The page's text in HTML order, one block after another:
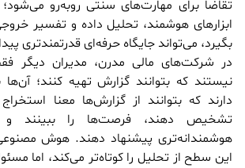
تقاضا برای مهارت‌های سنتی روبه‌رو می‌شود؛
ابزارهای هوشمند، تحلیل داده و تفسیر
بگیرد، می‌تواند جایگاه حرفه‌ای قدرتمندتری
در شرکت‌های مالی مدرن، مدیران دیگر
نیستند که بتوانند گزارش تهیه کنند؛
دارند که بتوانند از گزارش‌ها معنا
تشخیص دهند، فرصت‌ها را ببینند و
هوشمندانه‌تری پیشنهاد دهند. هوش
این سطح از تحلیل را کوتاه‌تر می‌کند، اما